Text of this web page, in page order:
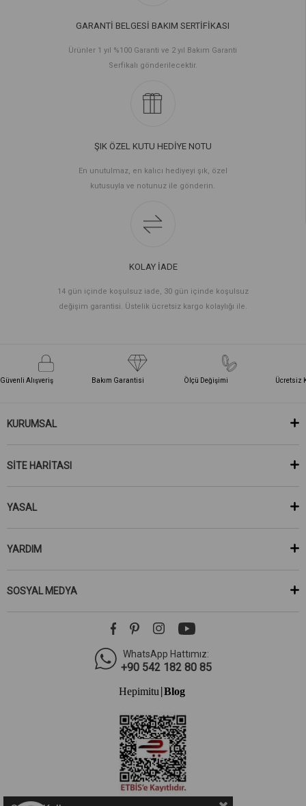
GARANTİ BELGESİ BAKIM SERTİFİKASI
Ürünler 1 yıl %100 Garanti ve 2 yıl Bakım Garanti
Serfikalı gönderilecektir.
ŞIK ÖZEL KUTU HEDİYE NOTU
En unutulmaz, en kalıcı hediyeyi şık, özel
kutusuyla ve notunuz ile gönderin.
KOLAY İADE
14 gün içinde koşulsuz iade, 30 gün içinde koşulsuz
değişim garantisi. Üstelik ücretsiz kargo kolaylığı ile.
Güvenli Alışveriş Bakım Garantisi Ölçü Değişimi Ücretsiz
KURUMSAL
SİTE HARİTASI
YASAL
YARDIM
SOSYAL MEDYA
WhatsApp Hattımız:
+90 542 182 80 85
Hepimitu| Blog